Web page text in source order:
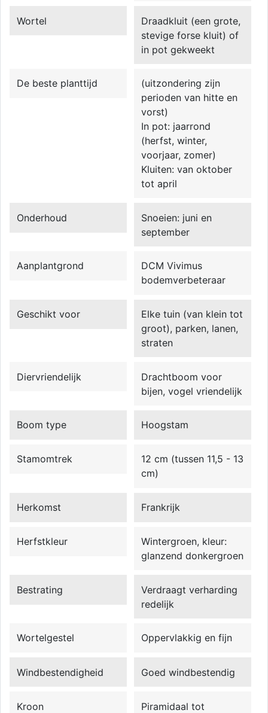
Wortel
Draadkluit (een grote,
stevige forse kluit) of
in pot gekweekt
De beste planttijd
(uitzondering zijn
perioden van hitte en
vorst)
In pot: jaarrond
(herfst, winter,
voorjaar, zomer)
Kluiten: van oktober
tot april
Onderhoud
Snoeien: juni en
september
Aanplantgrond
DCM Vivimus
bodemverbeteraar
Geschikt voor
Elke tuin (van klein tot
groot), parken, lanen,
straten
Diervriendelijk
Drachtboom voor
bijen, vogel vriendelijk
Boom type Hoogstam
Stamomtrek
12 cm (tussen 11,5 - 13
cm)
Herkomst Frankrijk
Herfstkleur
Wintergroen, kleur:
glanzend donkergroen
Bestrating
Verdraagt verharding
redelijk
Wortelgestel Oppervlakkig en fijn
Windbestendigheid Goed windbestendig
Kroon
Piramidaal tot